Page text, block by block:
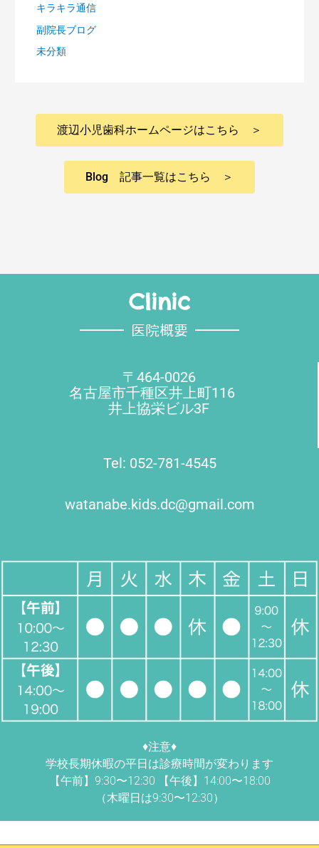
キラキラ通信
副院長ブログ
未分類
渡辺小児歯科ホームページはこちら ＞
Blog 記事一覧はこちら ＞
Clinic
医院概要
〒464-0026
名古屋市千種区井上町116
井上協栄ビル3F
Tel: 052-781-4545
watanabe.kids.dc@gmail.com
♦︎注意♦︎
学校長期休暇の平日は診療時間が変わります
【午前】9:30〜12:30 【午後】14:00〜18:00
（木曜日は9:30〜12:30）